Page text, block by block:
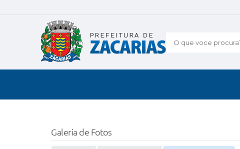
O que voce procura?
Galeria de Fotos